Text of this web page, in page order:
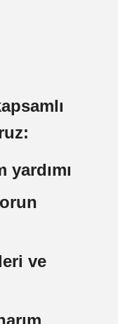
ve